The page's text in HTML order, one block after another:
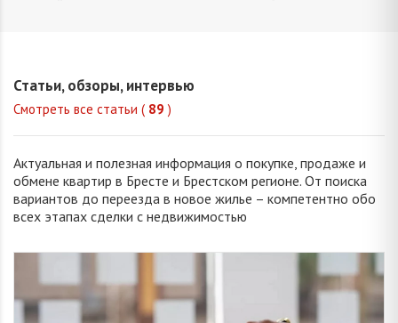
Статьи, обзоры, интервью
Смотреть все статьи ( 89 )
Актуальная и полезная информация о покупке, продаже и
обмене квартир в Бресте и Брестском регионе. От поиска
вариантов до переезда в новое жилье – компетентно обо
всех этапах сделки с недвижимостью